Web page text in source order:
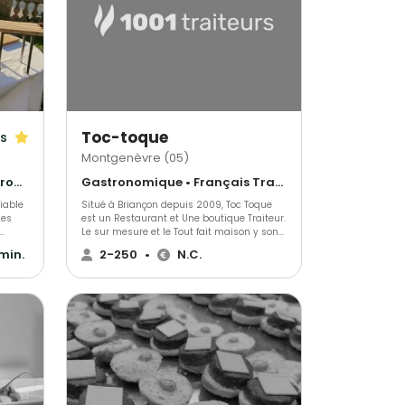
Barbecue et grillades • Gastronomique • Cuisine régionale
Toc-toque
Montgenèvre (05)
Gastronomique • Français Traditionnel • Espagnol
Situé à Briançon depuis 2009, Toc Toque
est un Restaurant et Une boutique Traiteur.
Le sur mesure et le Tout fait maison y sont
les maîtres mots. Nous tenons à coeur de
travailler intégralement les produits de A à
2-250 • N.C.